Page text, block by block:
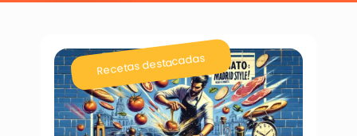
Recetas destacadas